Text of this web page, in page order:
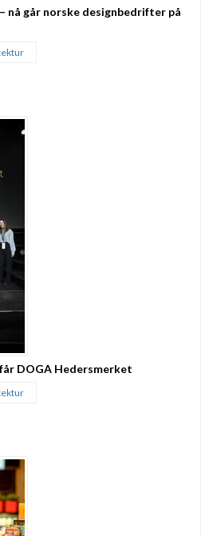
nå går norske designbedrifter på
DOGA Hedersmerket